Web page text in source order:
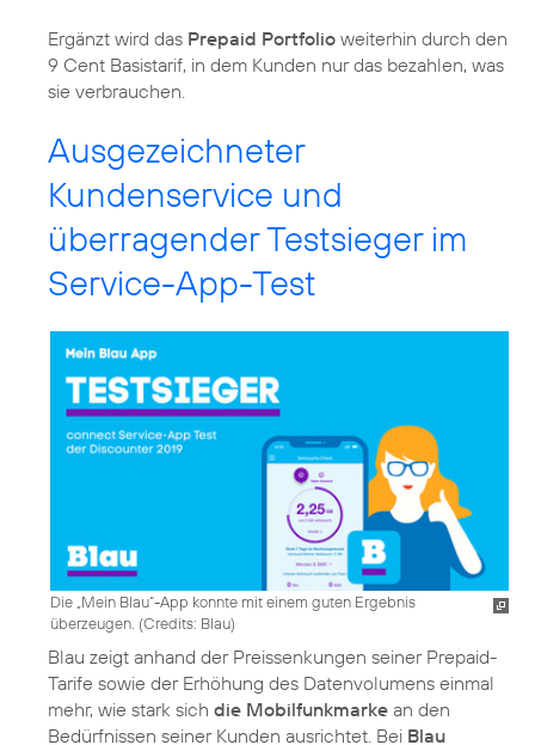
Ergänzt wird das Prepaid Portfolio weiterhin durch den
9 Cent Basistarif, in dem Kunden nur das bezahlen, was
sie verbrauchen.
Ausgezeichneter
Kundenservice und
überragender Testsieger im
Service-App-Test
Die „Mein Blau“-App konnte mit einem guten Ergebnis
überzeugen. (Credits: Blau)
Blau zeigt anhand der Preissenkungen seiner Prepaid-
Tarife sowie der Erhöhung des Datenvolumens einmal
mehr, wie stark sich die Mobilfunkmarke an den
Bedürfnissen seiner Kunden ausrichtet. Bei Blau